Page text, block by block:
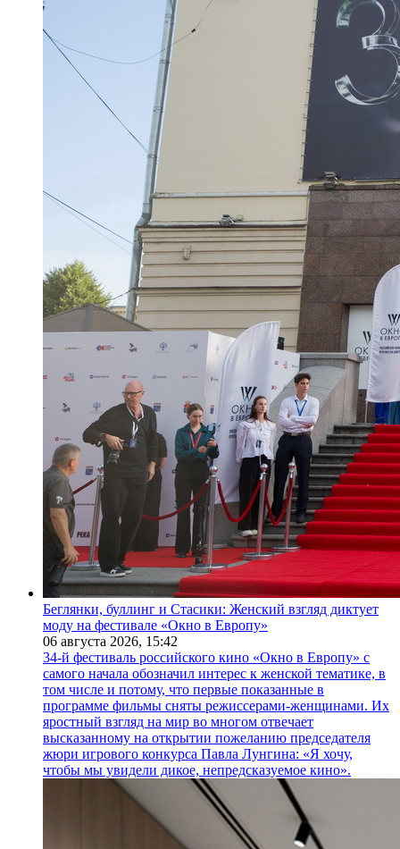
Беглянки, буллинг и Стасики: Женский взгляд диктует
моду на фестивале «Окно в Европу»
06 августа 2026, 15:42
34-й фестиваль российского кино «Окно в Европу» с
самого начала обозначил интерес к женской тематике, в
том числе и потому, что первые показанные в
программе фильмы сняты режиссерами-женщинами. Их
яростный взгляд на мир во многом отвечает
высказанному на открытии пожеланию председателя
жюри игрового конкурса Павла Лунгина: «Я хочу,
чтобы мы увидели дикое, непредсказуемое кино».